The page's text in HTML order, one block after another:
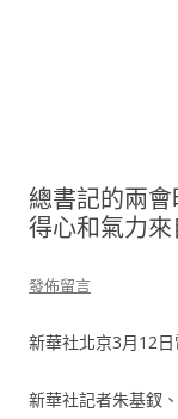
總書記的兩
得心和氣力
發佈留言
新華社北京3月12
新華社記者朱基釵